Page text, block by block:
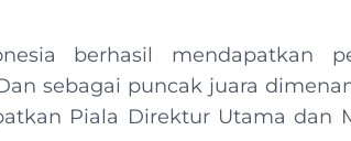
berhasil mendapatkan
sebagai puncak juara
Piala Direktur Utama dan